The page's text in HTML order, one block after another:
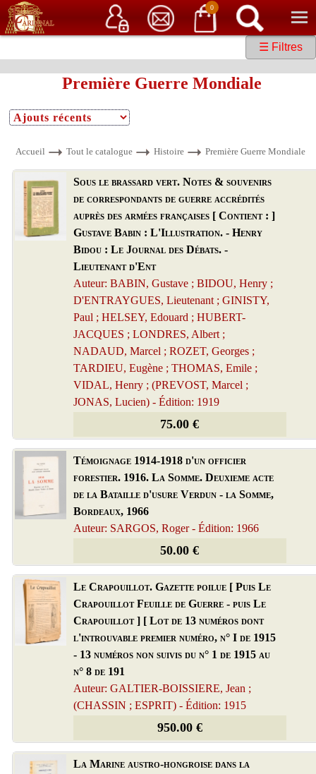
0
Service client 06 15 37 15 37 Librairie de livres anciens & rares
☰ Filtres
Première Guerre Mondiale
Accueil Tout le catalogue Histoire Première Guerre Mondiale
Sous le brassard vert. Notes & souvenirs
de correspondants de guerre accrédités
auprès des armées françaises [ Contient : ]
Gustave Babin : L'Illustration. - Henry
Bidou : Le Journal des Débats. -
Lieutenant d'Ent
Auteur: BABIN, Gustave ; BIDOU, Henry ;
D'ENTRAYGUES, Lieutenant ; GINISTY,
Paul ; HELSEY, Edouard ; HUBERT-
JACQUES ; LONDRES, Albert ;
NADAUD, Marcel ; ROZET, Georges ;
TARDIEU, Eugène ; THOMAS, Emile ;
VIDAL, Henry ; (PREVOST, Marcel ;
JONAS, Lucien) - Édition: 1919
75.00 €
Témoignage 1914-1918 d'un officier
forestier. 1916. La Somme. Deuxieme acte
de la Bataille d'usure Verdun - la Somme,
Bordeaux, 1966
Auteur: SARGOS, Roger - Édition: 1966
50.00 €
Le Crapouillot. Gazette poilue [ Puis Le
Crapouillot Feuille de Guerre - puis Le
Crapouillot ] [ Lot de 13 numéros dont
l'introuvable premier numéro, n° I de 1915
- 13 numéros non suivis du n° 1 de 1915 au
n° 8 de 191
Auteur: GALTIER-BOISSIERE, Jean ;
(CHASSIN ; ESPRIT) - Édition: 1915
950.00 €
La Marine austro-hongroise dans la